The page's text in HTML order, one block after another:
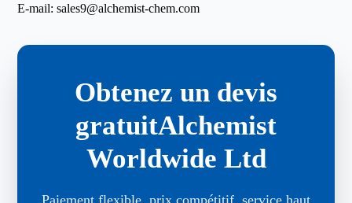
E-mail:sales9@alchemist-chem.com
Obtenez un devis
gratuitAlchemist
Worldwide Ltd
Paiement flexible, prix compétitif, service haut